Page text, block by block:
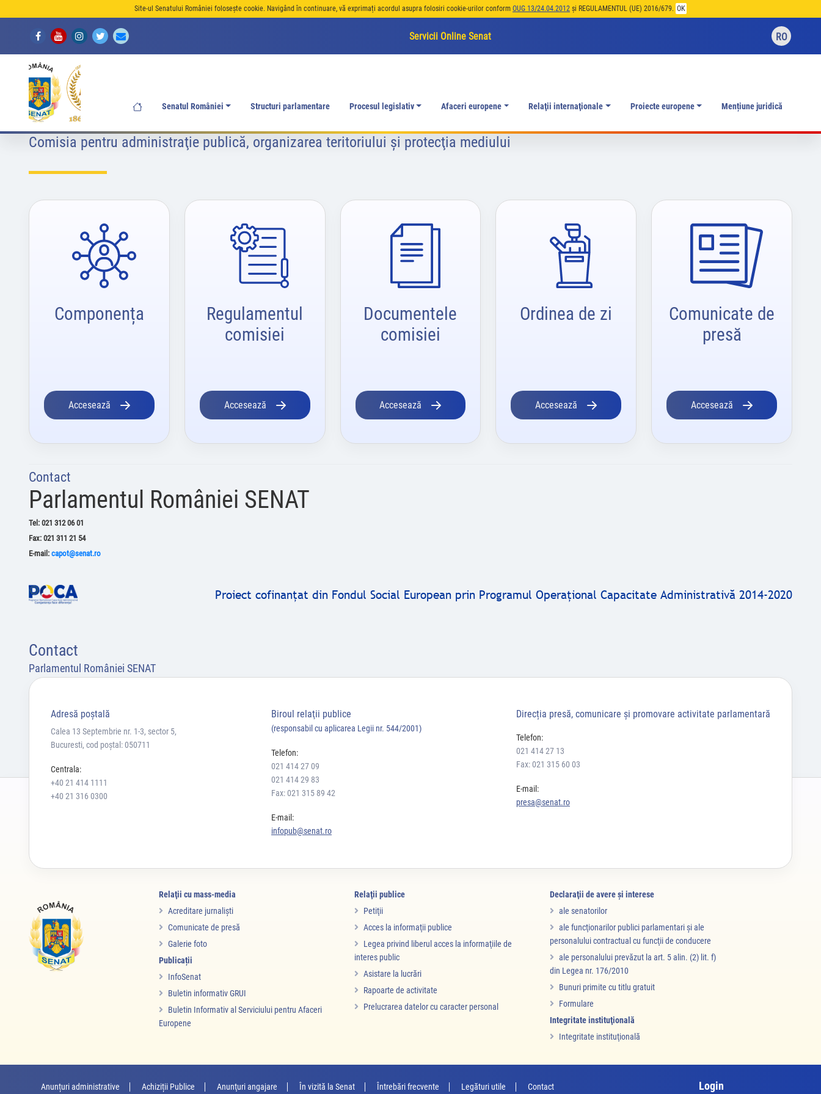
Site-ul Senatului României folosește cookie. Navigând în continuare, vă exprimați acordul asupra folosiri cookie-urilor conform OUG 13/24.04.2012 și REGULAMENTUL (UE) 2016/679. OK
Servicii Online Senat RO
Senatul României Structuri parlamentare Procesul legislativ Afaceri europene Relaţii internaţionale Proiecte europene Mențiune juridică
Comisia pentru administraţie publică, organizarea teritoriului şi protecţia mediului
Componența
Accesează
Regulamentul
comisiei
Accesează
Documentele
comisiei
Accesează
Ordinea de zi
Accesează
Comunicate de
presă
Accesează
Contact
Parlamentul României SENAT
Tel: 021 312 06 01
Fax: 021 311 21 54
E-mail: capot@senat.ro
Proiect cofinanţat din Fondul Social European prin Programul Operaţional Capacitate Administrativă 2014-2020
Contact
Parlamentul României SENAT
Adresă poştală
Calea 13 Septembrie nr. 1-3, sector 5,
Bucuresti, cod poștal: 050711
Centrala:
+40 21 414 1111
+40 21 316 0300
Biroul relaţii publice
(responsabil cu aplicarea Legii nr. 544/2001)
Telefon:
021 414 27 09
021 414 29 83
Fax: 021 315 89 42
E-mail:
infopub@senat.ro
Direcția presă, comunicare și promovare activitate parlamentară
Telefon:
021 414 27 13
Fax: 021 315 60 03
E-mail:
presa@senat.ro
Relaţii cu mass-media
Acreditare jurnalişti
Comunicate de presă
Galerie foto
Publicații
InfoSenat
Buletin informativ GRUI
Buletin Informativ al Serviciului pentru Afaceri
Europene
Relaţii publice
Petiţii
Acces la informaţii publice
Legea privind liberul acces la informaţiile de
interes public
Asistare la lucrări
Rapoarte de activitate
Prelucrarea datelor cu caracter personal
Declaraţii de avere şi interese
ale senatorilor
ale funcţionarilor publici parlamentari şi ale
personalului contractual cu funcţii de conducere
ale personalului prevăzut la art. 5 alin. (2) lit. f)
din Legea nr. 176/2010
Bunuri primite cu titlu gratuit
Formulare
Integritate instituţională
Integritate instituţională
Anunțuri administrative Achiziții Publice Anunţuri angajare În vizită la Senat Întrebări frecvente Legături utile Contact Login